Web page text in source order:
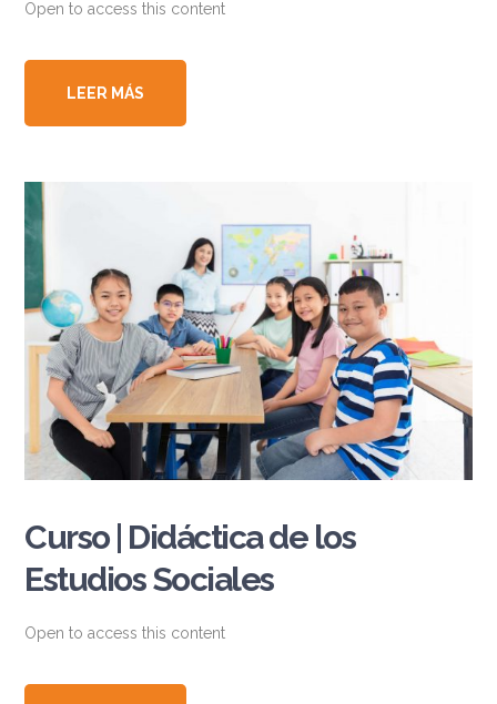
Open to access this content
LEER MÁS
Curso | Didáctica de los
Estudios Sociales
Open to access this content